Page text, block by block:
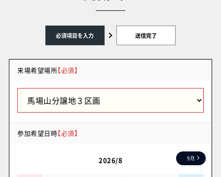
必須項目を入力 送信完了
来場希望場所【必須】
参加希望日時【必須】
2026/8 9月